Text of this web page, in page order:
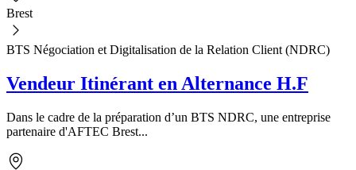
Brest
BTS Négociation et Digitalisation de la Relation Client (NDRC)
Vendeur Itinérant en Alternance H.F
Dans le cadre de la préparation d’un BTS NDRC, une entreprise
partenaire d'AFTEC Brest...